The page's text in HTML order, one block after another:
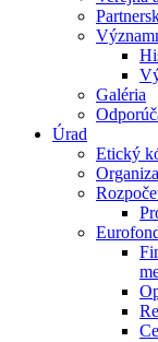
Galéria
Úrad
Etický